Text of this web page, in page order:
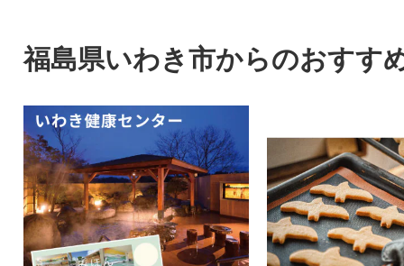
福島県いわき市からのおすす